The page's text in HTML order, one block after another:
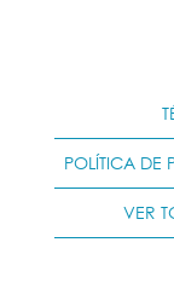
POLÍTICA DE
VER